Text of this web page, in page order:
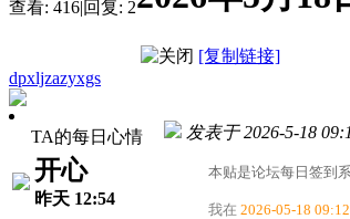
查看: 416|回复: 2
[复制链接]
dpxljzazyxgs
TA的每日心情
开心
昨天 12:54
发表于 2026-5-18
本贴是论坛每日签到
我在 2026-05-18 09:12